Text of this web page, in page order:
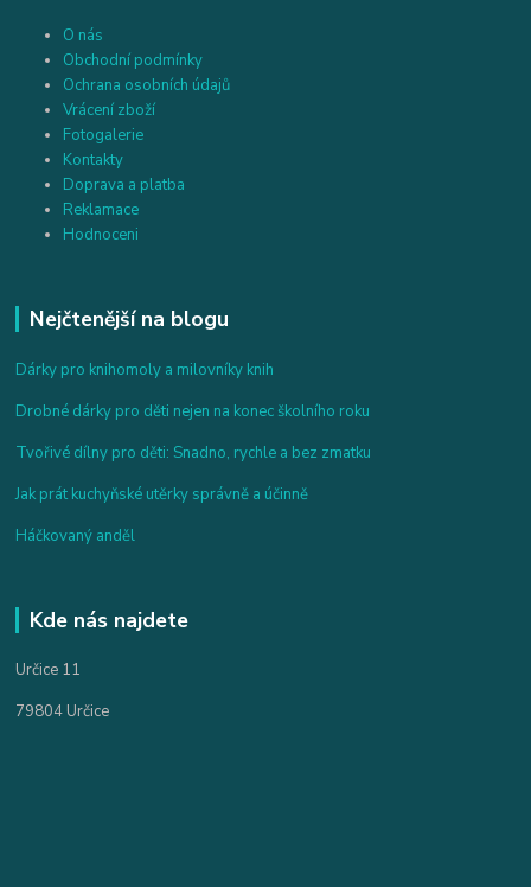
O nás
Obchodní podmínky
Ochrana osobních údajů
Vrácení zboží
Fotogalerie
Kontakty
Doprava a platba
Reklamace
Hodnoceni
Nejčtenější na blogu
Dárky pro knihomoly a milovníky knih
Drobné dárky pro děti nejen na konec školního roku
Tvořivé dílny pro děti: Snadno, rychle a bez zmatku
Jak prát kuchyňské utěrky správně a účinně
Háčkovaný anděl
Kde nás najdete
Určice 11
79804 Určice